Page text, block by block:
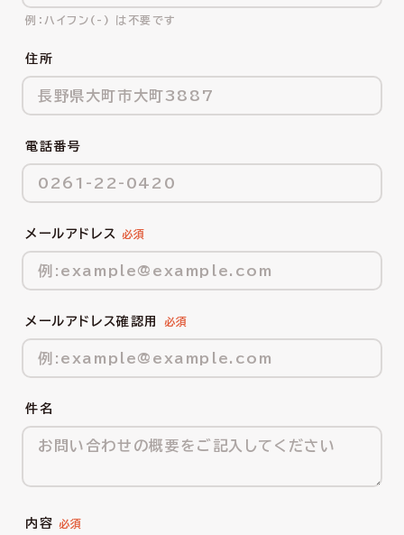
ハイフン(-) は不要です
住所
電話番号
メールアドレス
メールアドレス確認用
件名
内容